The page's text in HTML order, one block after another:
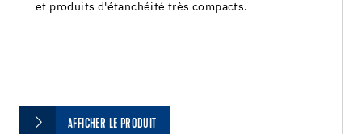
et produits d'étanchéité très compacts.
AFFICHER LE PRODUIT